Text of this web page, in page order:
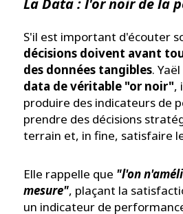
La Data : l'or noir de la
S'il est important d'écouter
décisions doivent avant
des données tangibles.
data de véritable "or noir",
produire des indicateurs de
prendre des décisions
terrain et, in fine, satisfaire
Elle rappelle que "l'on
mesure", plaçant la
un indicateur de